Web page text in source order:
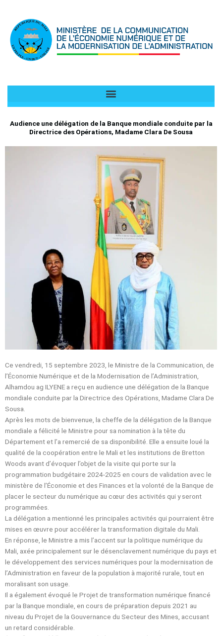
contenu
Audience une délégation de la Banque mondiale conduite par la
Directrice des Opérations, Madame Clara De Sousa
Ce vendredi, 15 septembre 2023, le Ministre de la Communication, de
l’Économie Numérique et de la Modernisation de l’Administration,
Alhamdou ag ILYENE a reçu en audience une délégation de la Banque
mondiale conduite par la Directrice des Opérations, Madame Clara De
Sousa.
Après les mots de bienvenue, la cheffe de la délégation de la Banque
mondiale a félicité le Ministre pour sa nomination à la tête du
Département et l’a remercié de sa disponibilité. Elle a ensuite loué la
qualité de la coopération entre le Mali et les institutions de Bretton
Woods avant d’évoquer l’objet de la visite qui porte sur la
programmation budgétaire 2024-2025 en cours de validation avec le
ministère de l’Économie et des Finances et la volonté de la Banque de
placer le secteur du numérique au cœur des activités qui y seront
programmées.
La délégation a mentionné les principales activités qui pourraient être
mises en œuvre pour accélérer la transformation digitale du Mali.
En réponse, le Ministre a mis l’accent sur la politique numérique du
Mali, axée principalement sur le désenclavement numérique du pays et
le développement des services numériques pour la modernisation de
l’Administration en faveur de la population à majorité rurale, tout en
moralisant son usage.
Il a également évoqué le Projet de transformation numérique financé
par la Banque mondiale, en cours de préparation depuis 2021 au
niveau du Projet de la Gouvernance du Secteur des Mines, accusant
un retard considérable.